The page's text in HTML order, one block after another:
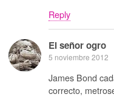
Reply
El señor ogro
5 noviembre 2012
James Bond
correcto,